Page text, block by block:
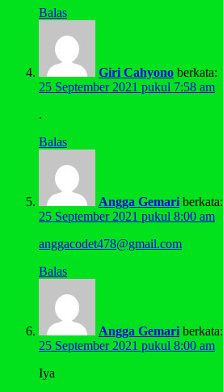
Balas
Giri Cahyono berkata:
25 September 2021 pukul 7:58 am
.
Balas
Angga Gemari berkata:
25 September 2021 pukul 8:00 am
anggacodet478@gmail.com
Balas
Angga Gemari berkata:
25 September 2021 pukul 8:00 am
Iya